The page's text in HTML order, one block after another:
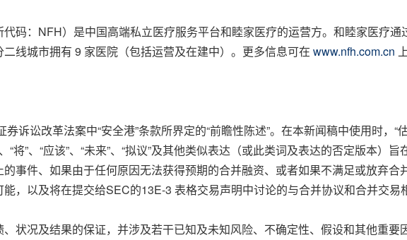
码：NFH）是中国高端私立医疗服务平台和睦家医疗的运营方。和睦家医疗
线城市拥有 9 家医院（包括运营及在建中）。更多信息可在 www.nfh.com.cn
诉讼改革法案中“安全港”条款所界定的“前瞻性陈述”。在本新闻稿中使用时，“估
、“将”、“应该”、“未来”、“拟议”及其他类似表达（或此类词及表达的否定版本
事件、如果由于任何原因无法获得预期的合并融资、或者如果不满足或放弃
，以及将在提交给SEC的13E-3 表格交易声明中讨论的与合并协议和合并交易
状况及结果的保证，并涉及若干已知及未知风险、不确定性、假设和其他重